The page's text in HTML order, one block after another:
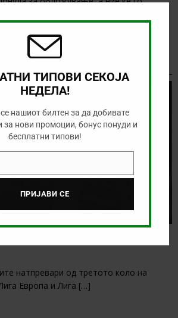
Конференциската лига
(четврток, 06.08.2026)
натпревари од третото коло на
Европа и Лига […]
ТИПОВИ СЕКОЈА
НЕДЕЛА!
се нашиот билтен за да добивате
нови промоции, бонус понуди и
бесплатни типови!
ПРИЈАВИ СЕ